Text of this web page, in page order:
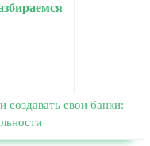
создавать свои банки: